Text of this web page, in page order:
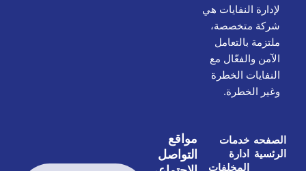
لإدارة النفايات هي
شركة متخصصة،
ملتزمة بالتعامل
الآمن والفعّال مع
النفايات الخطرة
وغير الخطرة.
مواقع
التواصل
خدمات
ادارة
المخلفات
الصفحه
الرئسية